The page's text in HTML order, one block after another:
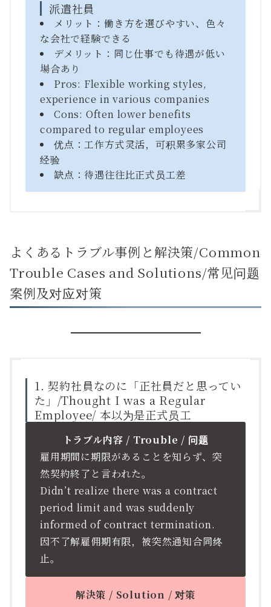
派遣社員
メリット：働き方を選びやすい、色々
な会社で経験できる
デメリット：同じ仕事でも待遇が低い
場合あり
Pros: Flexible working styles,
experience in various companies
Cons: Often lower benefits
compared to regular employees
优点：工作方式灵活，可积累多家公司
经验
缺点：待遇往往比正式员工差
よくあるトラブル事例と解決策/Common
Trouble Cases and Solutions/常见问题
案例及对应对策
1. 契約社員なのに「正社員だと思ってい
た」/Thought I was a Regular
Employee/ 本以为是正式员工
トラブル内容 / Trouble / 问题
雇用期間に期限があることを知らず、突
然契約終了と言われた。
Didn’t realize there was a contract
period limit and was suddenly
informed of contract termination.
因不了解雇佣期有限，被突然通知合同终
止。
解決策 / Solution / 对策